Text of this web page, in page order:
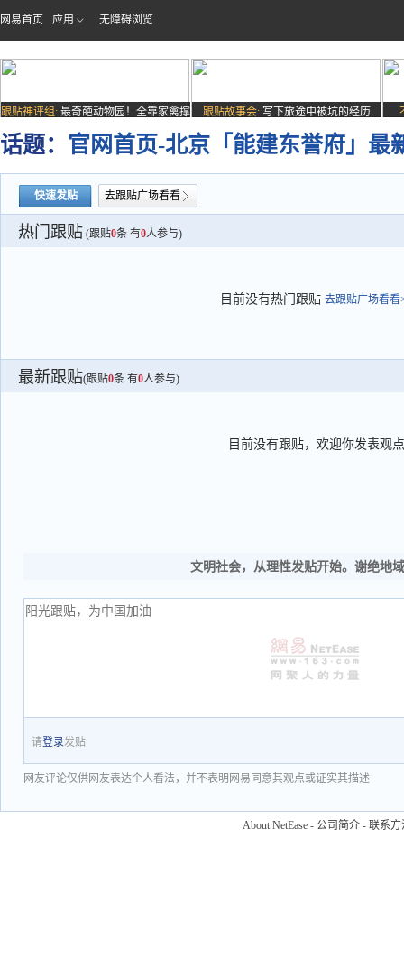
网易首页 应用 无障碍浏览
跟贴神评组: 最奇葩动物园！全靠家禽撑
场子
跟贴故事会: 写下旅途中被坑的经历
话题： 官网首页-北京「能建东誉府」最
快速发贴 去跟贴广场看看
热门跟贴 (跟贴0条 有0人参与)
目前没有热门跟贴 去跟贴广场看看
最新跟贴(跟贴0条 有0人参与)
目前没有跟贴，欢迎你发表观点
文明社会，从理性发贴开始。谢绝地
请登录发贴
网友评论仅供网友表达个人看法，并不表明网易同意其观点或证实其描述
About NetEase - 公司简介 - 联系方